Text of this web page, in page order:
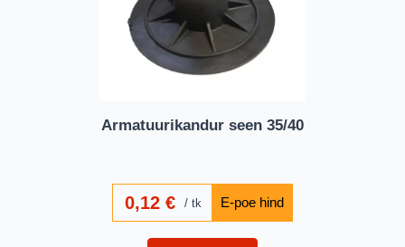
Armatuurikandur seen 35/40
0,12€ tk